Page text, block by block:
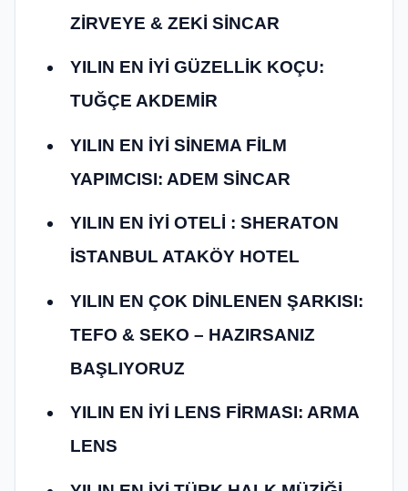
ZİRVEYE & ZEKİ SİNCAR
YILIN EN İYİ GÜZELLİK KOÇU:
TUĞÇE AKDEMİR
YILIN EN İYİ SİNEMA FİLM
YAPIMCISI: ADEM SİNCAR
YILIN EN İYİ OTELİ : SHERATON
İSTANBUL ATAKÖY HOTEL
YILIN EN ÇOK DİNLENEN ŞARKISI:
TEFO & SEKO – HAZIRSANIZ
BAŞLIYORUZ
YILIN EN İYİ LENS FİRMASI: ARMA
LENS